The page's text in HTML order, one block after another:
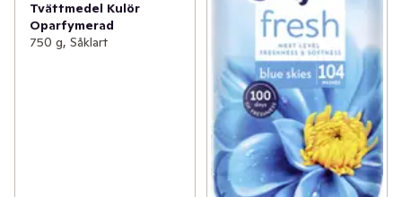
Tvättmedel Kulör
Oparfymerad
750 g, Såklart